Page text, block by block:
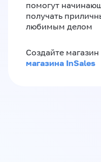
помогут
получать
любимым делом
Создайте магазин
магазина InSales